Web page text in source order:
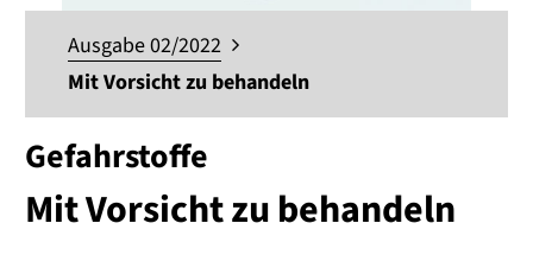
Ausgabe 02/2022
Mit Vorsicht zu behandeln
Gefahrstoffe
Mit Vorsicht zu behandeln